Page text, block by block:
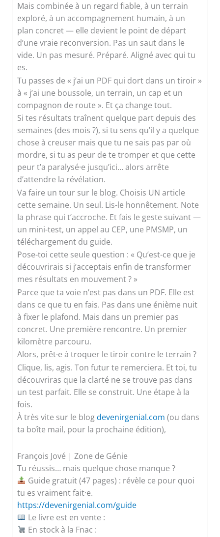
Mais combinée à un regard fiable, à un terrain
exploré, à un accompagnement humain, à un
plan concret — elle devient le point de départ
d’une vraie reconversion. Pas un saut dans le
vide. Un pas mesuré. Préparé. Aligné avec qui tu
es.
Tu passes de « j’ai un PDF qui dort dans un tiroir »
à « j’ai une boussole, un terrain, un cap et un
compagnon de route ». Et ça change tout.
Si tes résultats traînent quelque part depuis des
semaines (des mois ?), si tu sens qu’il y a quelque
chose à creuser mais que tu ne sais pas par où
mordre, si tu as peur de te tromper et que cette
peur t’a paralysé·e jusqu’ici… alors arrête
d’attendre la révélation.
Va faire un tour sur le blog. Choisis UN article
cette semaine. Un seul. Lis-le honnêtement. Note
la phrase qui t’accroche. Et fais le geste suivant —
un mini-test, un appel au CEP, une PMSMP, un
téléchargement du guide.
Pose-toi cette seule question : « Qu’est-ce que je
découvrirais si j’acceptais enfin de transformer
mes résultats en mouvement ? »
Parce que ta voie n’est pas dans un PDF. Elle est
dans ce que tu en fais. Pas dans une énième nuit
à fixer le plafond. Mais dans un premier pas
concret. Une première rencontre. Un premier
kilomètre parcouru.
Alors, prêt·e à troquer le tiroir contre le terrain ?
Clique, lis, agis. Ton futur te remerciera. Et toi, tu
découvriras que la clarté ne se trouve pas dans
un test parfait. Elle se construit. Une étape à la
fois.
À très vite sur le blogdevenirgenial.com (ou dans
ta boîte mail, pour la prochaine édition),
François Jové | Zone de Génie
Tu réussis… mais quelque chose manque ?
Guide gratuit (47 pages) : révèle ce pour quoi
tu es vraiment fait·e.
https://devenirgenial.com/guide
Le livre est en vente :
En stock à la Fnac :